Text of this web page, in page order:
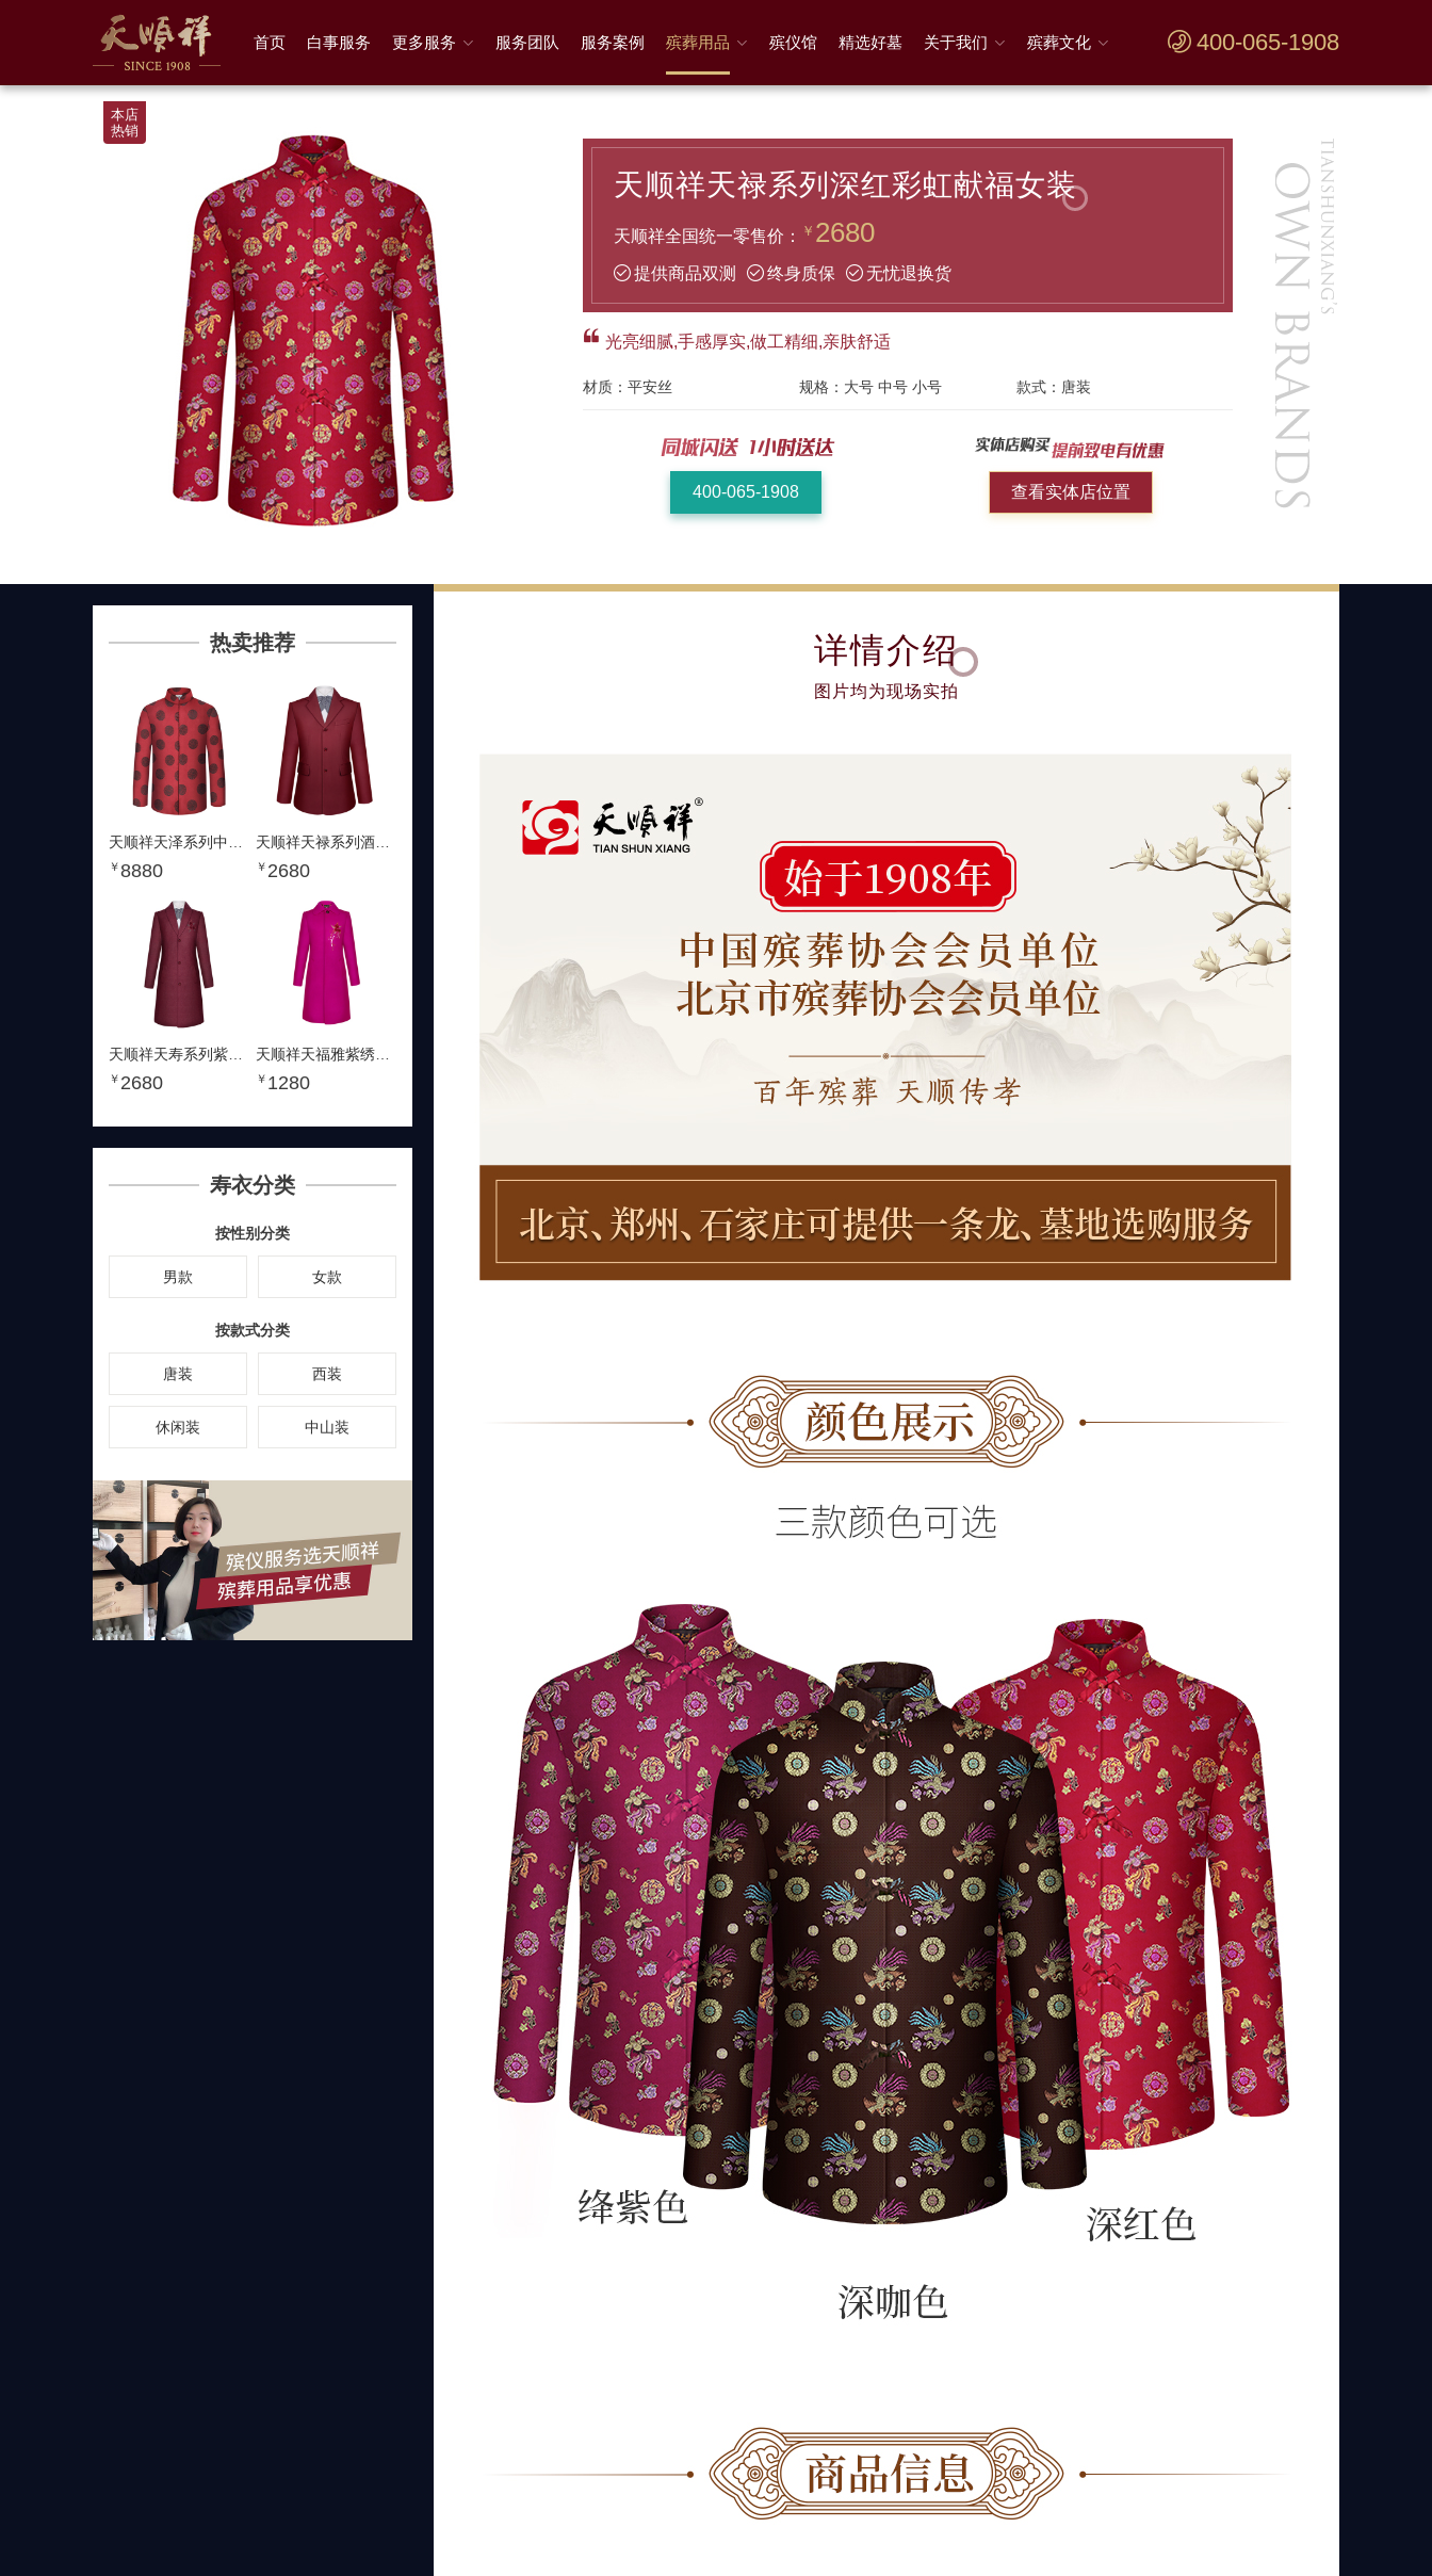
首页 白事服务 更多服务 服务团队 服务案例 殡葬用品 殡仪馆 精选好墓 关于我们 殡葬文化 400-065-1908
本店
热销
天顺祥天禄系列深红彩虹献福女装
天顺祥全国统一零售价： ￥ 2680
提供商品双测 终身质保 无忧退换货
光亮细腻,手感厚实,做工精细,亲肤舒适
材质： 平安丝 规格： 大号 中号 小号 款式： 唐装
400-065-1908 查看实体店位置
热卖推荐
￥8880
天顺祥天禄系列酒红西装
￥ 2680
￥ 2680
天顺祥天福雅紫绣花西装
￥ 1280
寿衣分类
按性别分类
男款 女款
按款式分类
唐装 西装
休闲装 中山装
详情介绍
图片均为现场实拍